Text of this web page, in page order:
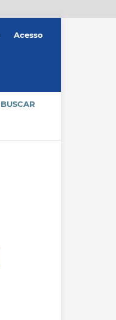
BUSCAR
Acesso